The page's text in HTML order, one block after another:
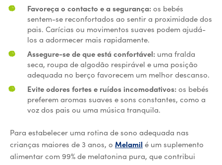
Favoreça o contacto e a segurança: os bebés
sentem-se reconfortados ao sentir a proximidade dos
pais. Carícias ou movimentos suaves podem ajudá-
los a adormecer mais rapidamente.
Assegure-se de que está confortável: uma fralda
seca, roupa de algodão respirável e uma posição
adequada no berço favorecem um melhor descanso.
Evite odores fortes e ruídos incomodativos: os bebés
preferem aromas suaves e sons constantes, como a
voz dos pais ou uma música tranquila.
Para estabelecer uma rotina de sono adequada nas
crianças maiores de 3 anos, o Melamil é um suplemento
alimentar com 99% de melatonina pura, que contribui